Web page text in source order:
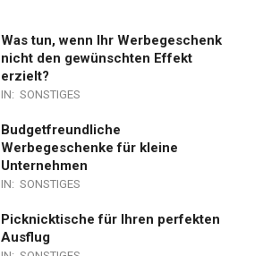
Was tun, wenn Ihr Werbegeschenk
nicht den gewünschten Effekt
erzielt?
IN: SONSTIGES
Budgetfreundliche
Werbegeschenke für kleine
Unternehmen
IN: SONSTIGES
Picknicktische für Ihren perfekten
Ausflug